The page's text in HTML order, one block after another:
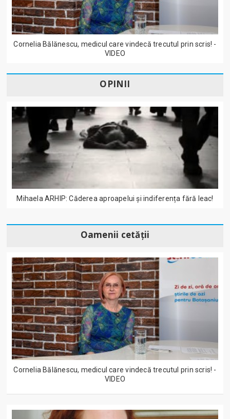
Cornelia Bălănescu, medicul care vindecă trecutul prin scris! -
VIDEO
OPINII
Mihaela ARHIP: Căderea aproapelui și indiferența fără leac!
Oamenii cetății
Cornelia Bălănescu, medicul care vindecă trecutul prin scris! -
VIDEO